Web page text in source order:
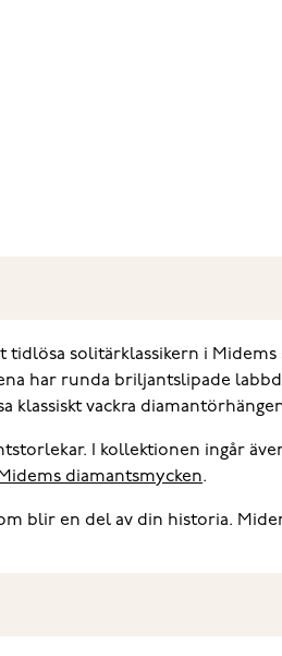
tidlösa solitärklassikern i
har runda briljantslipade
klassiskt vackra
I kollektionen ingår
diamantsmycken.
blir en del av din historia.